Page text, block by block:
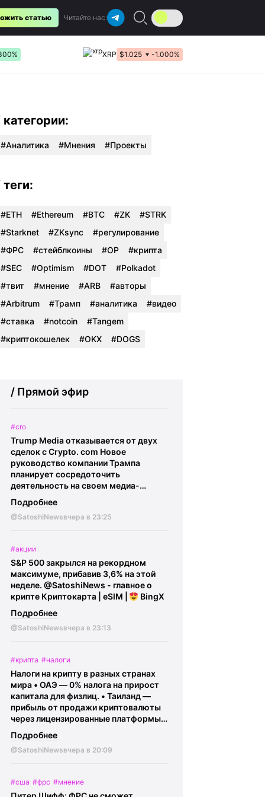
статью Читайте нас:
XRP $1.025 -1.000%
категории:
Аналитика Мнения Проекты
теги:
#ETH #Ethereum #BTC #ZK
#STRK
#Starknet
#ZKsync
#регулирование
#ФРС
#стейблкоины #OP
#крипта
#SEC
#Optimism #DOT
#Polkadot
#твит
#мнение #ARB
#авторы
#Arbitrum
#Трамп #аналитика
#видео
#ставка
#notcoin
#Tangem
#криптокошелек
#OKX #DOGS
/ Прямой эфир
#cro
Trump Media отказывается от двух
сделок с Crypto. com Новое
руководство компании Трампа
планирует сосредоточить
деятельность на своем медиа-
подразделении и предстоящем
слиянии с компанией TAE,
занимающейся разработкой
Криптокарта | eSIM |
Подробнее
@SatoshiNewsвчера в 23:25
#акции
S&P 500 закрылся на рекордном
максимуме, прибавив 3,6% на этой
неделе. @SatoshiNews - главное о
крипте Криптокарта | eSIM |
BingX
Подробнее
@SatoshiNewsвчера в 23:13
#крипта #налоги
Налоги на крипту в разных странах
мира • ОАЭ — 0% налога на прирост
капитала для физлиц. • Таиланд —
прибыль от продажи криптовалюты
через лицензированные платформы
освобождена от налога до конца
2029 года (условие - владение
криптой более 5 лет). • Беларусь —
при соблюдении требований
Подробнее
@SatoshiNewsвчера в 20:09
#сша #фрс #мнение